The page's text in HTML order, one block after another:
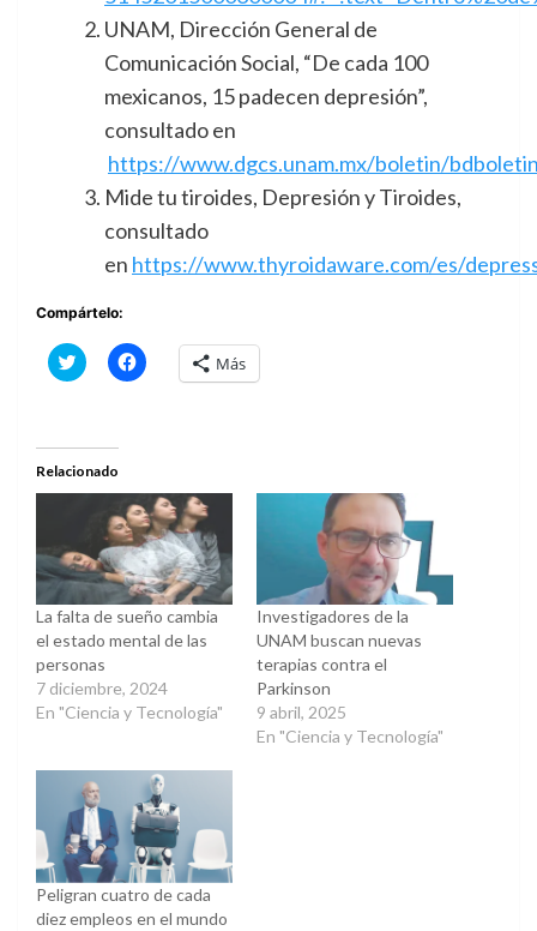
UNAM, Dirección General de
Comunicación Social, “De cada 100
mexicanos, 15 padecen depresión”,
consultado en
https://www.dgcs.unam.mx/boletin/
Mide tu tiroides, Depresión y Tiroides,
consultado
en https://www.thyroidaware.com/es/
Compártelo:
Haz
clic
(Se
abre
en
una
ventana
nueva)
Haz
clic
una
ventana
nueva)
Más
Relacionado
La falta de sueño cambia
el estado mental de las
personas
7 diciembre, 2024
En "Ciencia y Tecnología"
Investigadores de la
UNAM buscan nuevas
terapias contra el
Parkinson
9 abril, 2025
En "Ciencia y Tecnología"
Peligran cuatro de cada
diez empleos en el mundo